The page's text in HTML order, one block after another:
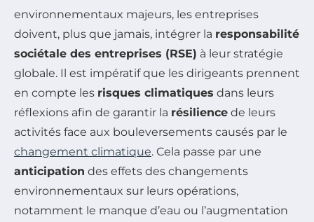
environnementaux majeurs, les entreprises
doivent, plus que jamais, intégrer la responsabilité
sociétale des entreprises (RSE) à leur stratégie
globale. Il est impératif que les dirigeants prennent
en compte les risques climatiques dans leurs
réflexions afin de garantir la résilience de leurs
activités face aux bouleversements causés par le
changement climatique. Cela passe par une
anticipation des effets des changements
environnementaux sur leurs opérations,
notamment le manque d’eau ou l’augmentation